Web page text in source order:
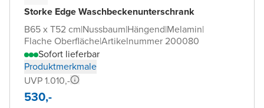
Storke Edge Waschbeckenunterschrank
B65 x T52 cm|Nussbaum|Hängend|Melamin|
Flache Oberfläche|Artikelnummer 200080
Sofort lieferbar
Produktmerkmale
UVP 1.010,-
530,-